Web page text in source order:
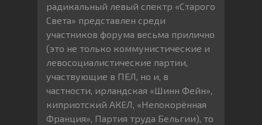
радикальный левый спектр «Старого
Света» представлен среди
участников форума весьма прилично
(это не только коммунистические и
левосоциалистические партии,
участвующие в ПЕЛ, но и, в
частности, ирландская «Шинн Фейн»,
киприотский АКЕЛ, «Непокорённая
Франция», Партия труда Бельгии), то